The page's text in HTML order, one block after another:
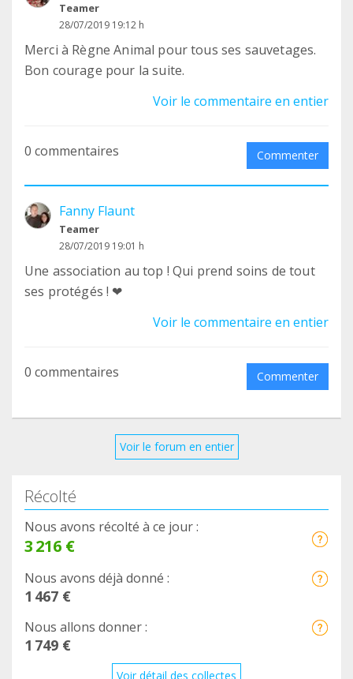
Teamer
28/07/2019 19:12 h
Merci à Règne Animal pour tous ses sauvetages.
Bon courage pour la suite.
Voir le commentaire en entier
0 commentaires Commenter
Fanny Flaunt
Teamer
28/07/2019 19:01 h
Une association au top ! Qui prend soins de tout
ses protégés ! ❤
Voir le commentaire en entier
0 commentaires Commenter
Voir le forum en entier
Récolté
Nous avons récolté à ce jour :
3 216 €
Nous avons déjà donné :
1 467 €
Nous allons donner :
1 749 €
Voir détail des collectes